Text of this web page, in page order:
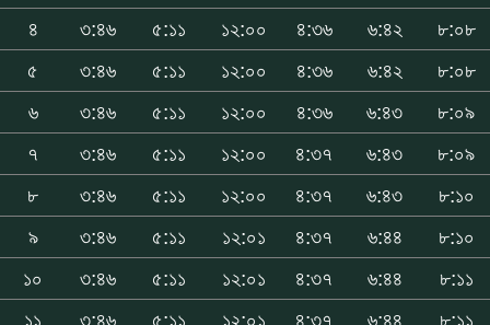
৪
৩:৪৬ ৫:১১ ১২:০০ ৪:৩৬ ৬:৪২
৮:০৮
৫
৩:৪৬ ৫:১১ ১২:০০ ৪:৩৬ ৬:৪২
৮:০৮
৬
৩:৪৬ ৫:১১ ১২:০০ ৪:৩৬ ৬:৪৩
৮:০৯
৭
৩:৪৬ ৫:১১ ১২:০০ ৪:৩৭ ৬:৪৩
৮:০৯
৮
৩:৪৬ ৫:১১ ১২:০০ ৪:৩৭ ৬:৪৩
৮:১০
৯
৩:৪৬ ৫:১১ ১২:০১ ৪:৩৭ ৬:৪৪
৮:১০
১০
৩:৪৬ ৫:১১ ১২:০১ ৪:৩৭ ৬:৪৪
৮:১১
১১
৩:৪৬ ৫:১১ ১২:০১ ৪:৩৭ ৬:৪৪ ৮:১১